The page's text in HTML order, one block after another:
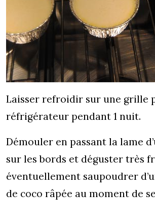
Laisser refroidir sur une grille
réfrigérateur pendant 1 nuit.
Démouler en passant la lame
sur les bords et déguster très
éventuellement saupoudrer
de coco râpée au moment de